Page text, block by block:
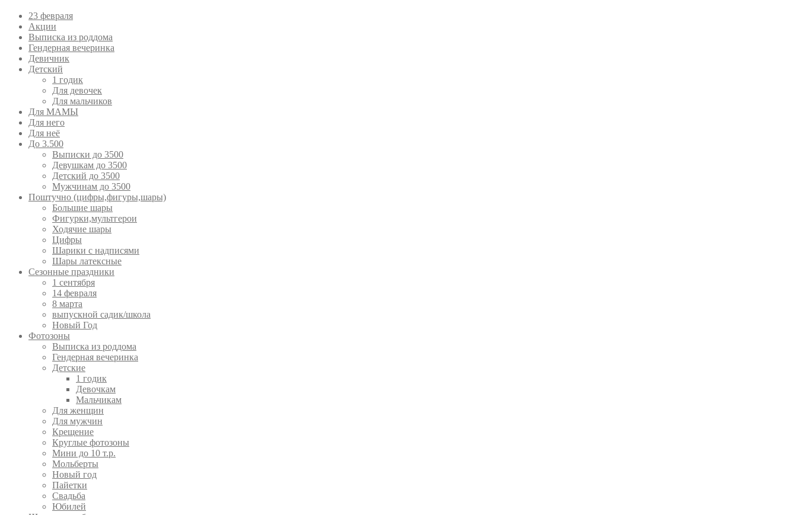
23 февраля
Акции
Выписка из роддома
Гендерная вечеринка
Девичник
Детский
1 годик
Для девочек
Для мальчиков
Для МАМЫ
Для него
Для неё
До 3.500
Выписки до 3500
Девушкам до 3500
Детский до 3500
Мужчинам до 3500
Поштучно (цифры,фигуры,шары)
Большие шары
Фигурки,мультгерои
Ходячие шары
Цифры
Шарики с надписями
Шары латексные
Сезонные праздники
1 сентября
14 февраля
8 марта
выпускной садик/школа
Новый Год
Фотозоны
Выписка из роддома
Гендерная вечеринка
Детские
1 годик
Девочкам
Мальчикам
Для женщин
Для мужчин
Крещение
Круглые фотозоны
Мини до 10 т.р.
Мольберты
Новый год
Пайетки
Свадьба
Юбилей